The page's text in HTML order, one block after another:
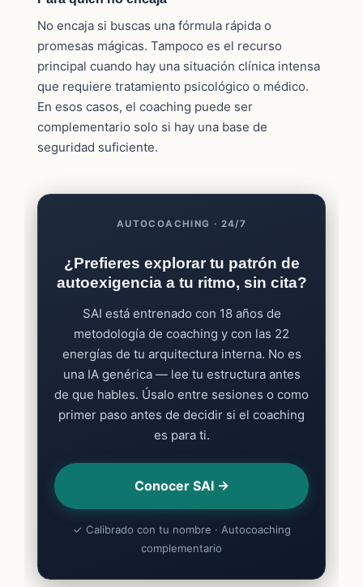
No encaja si buscas una fórmula rápida o
promesas mágicas. Tampoco es el recurso
principal cuando hay una situación clínica intensa
que requiere tratamiento psicológico o médico.
En esos casos, el coaching puede ser
complementario solo si hay una base de
seguridad suficiente.
AUTOCOACHING · 24/7
¿Prefieres explorar tu patrón de
autoexigencia a tu ritmo, sin cita?
SAI está entrenado con 18 años de
metodología de coaching y con las 22
energías de tu arquitectura interna. No es
una IA genérica — lee tu estructura antes
de que hables. Úsalo entre sesiones o como
primer paso antes de decidir si el coaching
es para ti.
Conocer SAI →
✓ Calibrado con tu nombre · Autocoaching
complementario